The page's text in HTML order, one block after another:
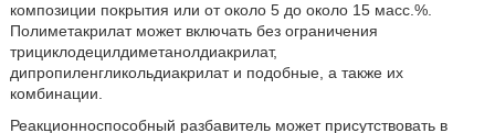
композиции покрытия или от около 5 до около 15 масс.%.
Полиметакрилат может включать без ограничения
трициклодецилдиметанолдиакрилат,
дипропиленгликольдиакрилат и подобные, а также их
комбинации.
Реакционноспособный разбавитель может присутствовать в